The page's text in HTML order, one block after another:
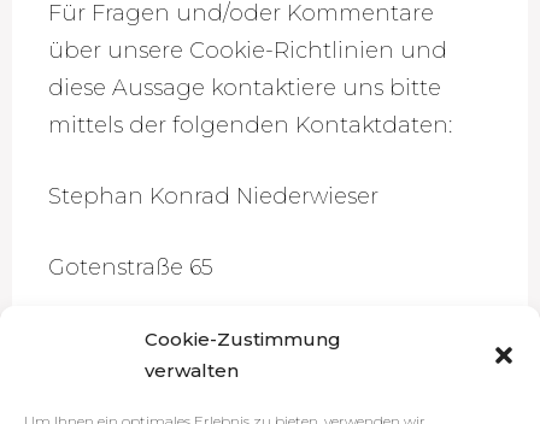
Cookie-Zustimmung
verwalten
Für Fragen und/oder Kommentare
über unsere Cookie-Richtlinien und
diese Aussage kontaktiere uns bitte
mittels der folgenden Kontaktdaten:
Stephan Konrad Niederwieser
Gotenstraße 65
10829 Berlin.